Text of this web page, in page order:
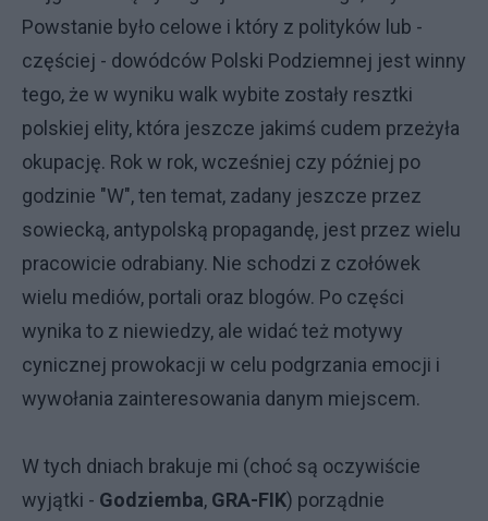
Powstanie było celowe i który z polityków lub -
częściej - dowódców Polski Podziemnej jest winny
tego, że w wyniku walk wybite zostały resztki
polskiej elity, która jeszcze jakimś cudem przeżyła
okupację. Rok w rok, wcześniej czy później po
godzinie "W", ten temat, zadany jeszcze przez
sowiecką, antypolską propagandę, jest przez wielu
pracowicie odrabiany. Nie schodzi z czołówek
wielu mediów, portali oraz blogów. Po części
wynika to z niewiedzy, ale widać też motywy
cynicznej prowokacji w celu podgrzania emocji i
wywołania zainteresowania danym miejscem.
W tych dniach brakuje mi (choć są oczywiście
wyjątki - Godziemba, GRA-FIK) porządnie